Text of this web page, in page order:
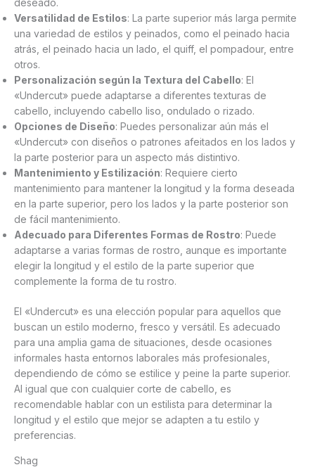
deseado.
Versatilidad de Estilos: La parte superior más larga permite
una variedad de estilos y peinados, como el peinado hacia
atrás, el peinado hacia un lado, el quiff, el pompadour, entre
otros.
Personalización según la Textura del Cabello: El
«Undercut» puede adaptarse a diferentes texturas de
cabello, incluyendo cabello liso, ondulado o rizado.
Opciones de Diseño: Puedes personalizar aún más el
«Undercut» con diseños o patrones afeitados en los lados y
la parte posterior para un aspecto más distintivo.
Mantenimiento y Estilización: Requiere cierto
mantenimiento para mantener la longitud y la forma deseada
en la parte superior, pero los lados y la parte posterior son
de fácil mantenimiento.
Adecuado para Diferentes Formas de Rostro: Puede
adaptarse a varias formas de rostro, aunque es importante
elegir la longitud y el estilo de la parte superior que
complemente la forma de tu rostro.
El «Undercut» es una elección popular para aquellos que
buscan un estilo moderno, fresco y versátil. Es adecuado
para una amplia gama de situaciones, desde ocasiones
informales hasta entornos laborales más profesionales,
dependiendo de cómo se estilice y peine la parte superior.
Al igual que con cualquier corte de cabello, es
recomendable hablar con un estilista para determinar la
longitud y el estilo que mejor se adapten a tu estilo y
preferencias.
Shag